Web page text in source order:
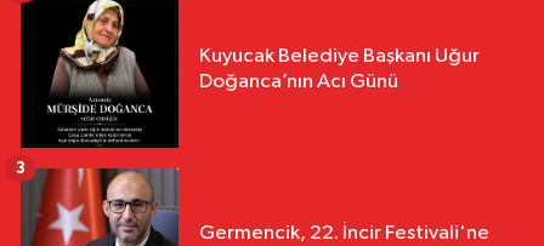
Kuyucak Belediye Başkanı Uğur
Doğanca’nın Acı Günü
Germencik, 22. İncir Festivali'ne
3